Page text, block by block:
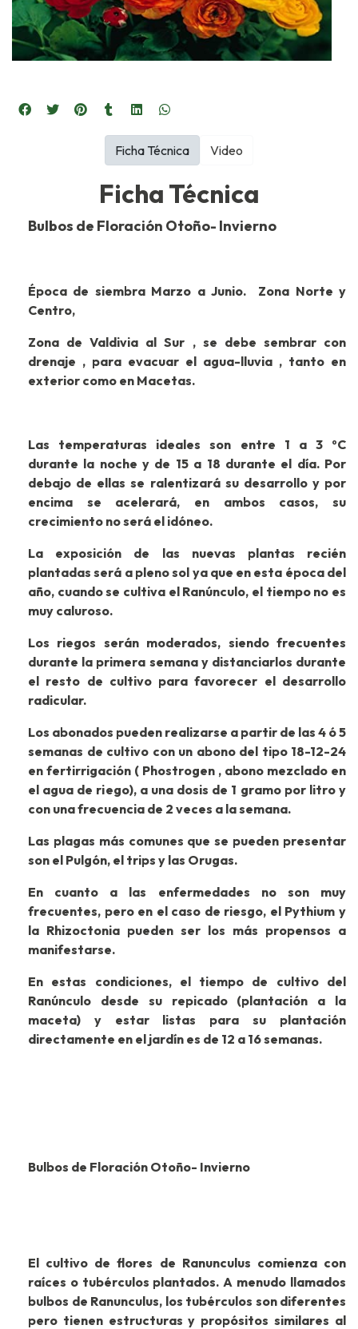
Ficha Técnica
Bulbos de Floración Otoño- Invierno
Época de siembra Marzo a Junio. Zona Norte y
Centro,
Zona de Valdivia al Sur , se debe sembrar con
drenaje , para evacuar el agua-lluvia , tanto en
exterior como en Macetas.
Las temperaturas ideales son entre 1 a 3 ºC
durante la noche y de 15 a 18 durante el día. Por
debajo de ellas se ralentizará su desarrollo y por
encima se acelerará, en ambos casos, su
crecimiento no será el idóneo.
La exposición de las nuevas plantas recién
plantadas será a pleno sol ya que en esta época del
año, cuando se cultiva el Ranúnculo, el tiempo no es
muy caluroso.
Los riegos serán moderados, siendo frecuentes
durante la primera semana y distanciarlos durante
el resto de cultivo para favorecer el desarrollo
radicular.
Los abonados pueden realizarse a partir de las 4 ó 5
semanas de cultivo con un abono del tipo 18-12-24
en fertirrigación ( Phostrogen , abono mezclado en
el agua de riego), a una dosis de 1 gramo por litro y
con una frecuencia de 2 veces a la semana.
Las plagas más comunes que se pueden presentar
son el Pulgón, el trips y las Orugas.
En cuanto a las enfermedades no son muy
frecuentes, pero en el caso de riesgo, el Pythium y
la Rhizoctonia pueden ser los más propensos a
manifestarse.
En estas condiciones, el tiempo de cultivo del
Ranúnculo desde su repicado (plantación a la
maceta) y estar listas para su plantación
directamente en el jardín es de 12 a 16 semanas.
Bulbos de Floración Otoño- Invierno
El cultivo de flores de Ranunculus comienza con
raíces o tubérculos plantados. A menudo llamados
bulbos de Ranunculus, los tubérculos son diferentes
pero tienen estructuras y propósitos similares al
Ficha Técnica Video